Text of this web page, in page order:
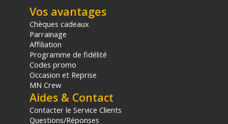
broches de positionnement)
Offre valable jusqu'au 07-08-2026 inclus.
Code EAN Tilta Nucleus Nano II - Kit poignée de commande -
Follow focus - Achat et prix :
Garantie 2 ans
(1) Offre valable jusqu'au 31 Décembre 2030 à partir de 49 euros
d'achat, sur la base d'une expédition Chronopost 24H vers un point
relais situé en France continentale uniquement, valable uniquement
Vos avantages
Chèques cadeaux
Parrainage
Affiliation
Programme de fidélité
Codes promo
Occasion et Reprise
MN Crew
Aides & Contact
Contacter le Service Clients
Questions/Réponses